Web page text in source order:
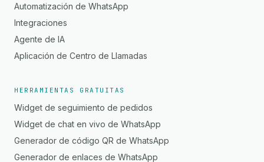
Automatización de WhatsApp
Integraciones
Agente de IA
Aplicación de Centro de Llamadas
HERRAMIENTAS GRATUITAS
Widget de seguimiento de pedidos
Widget de chat en vivo de WhatsApp
Generador de código QR de WhatsApp
Generador de enlaces de WhatsApp